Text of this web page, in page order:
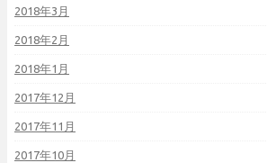
2018年3月
2018年2月
2018年1月
2017年12月
2017年11月
2017年10月